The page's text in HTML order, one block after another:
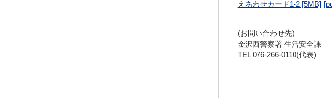
えあわせカード1-2 [5MB]
(お問い合わせ先)
金沢西警察署 生活安全課
TEL 076-266-0110(代表)